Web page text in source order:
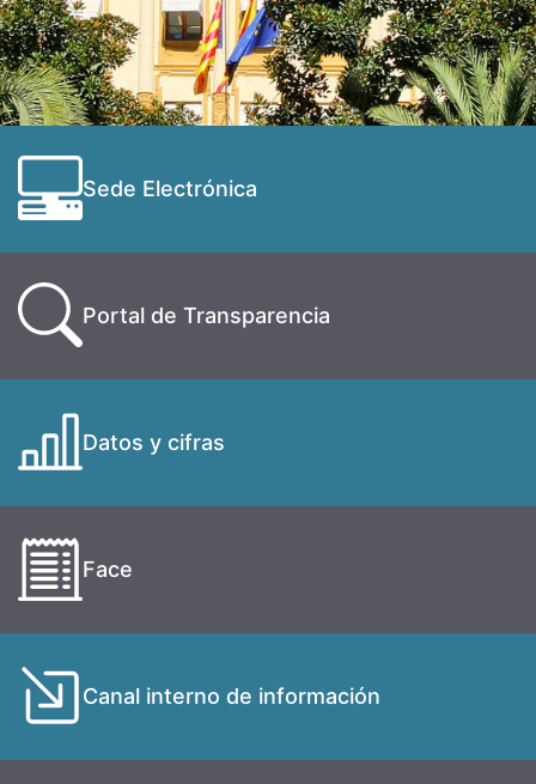
Sede Electrónica
Portal de Transparencia
Datos y cifras
Face
Canal interno de información